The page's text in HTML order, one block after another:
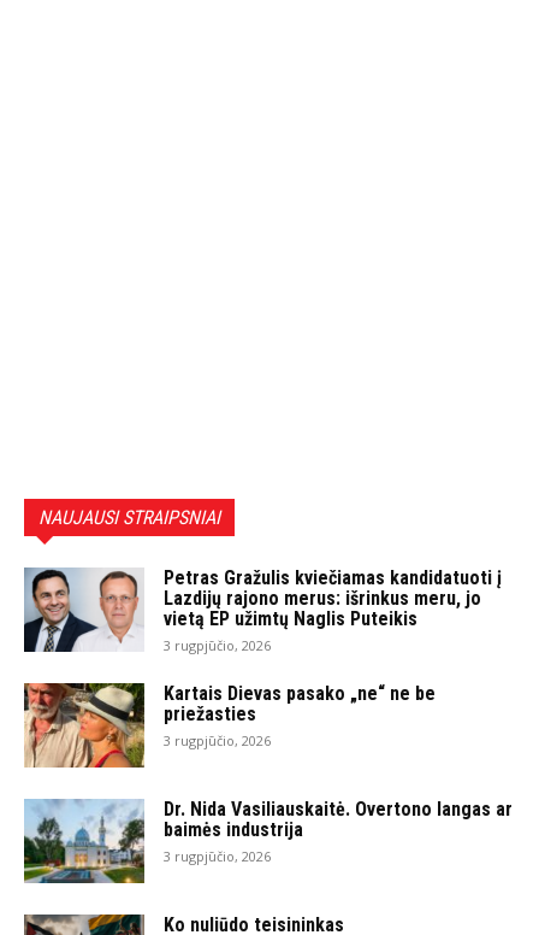
NAUJAUSI STRAIPSNIAI
Petras Gražulis kviečiamas kandidatuoti į
Lazdijų rajono merus: išrinkus meru, jo
vietą EP užimtų Naglis Puteikis
3 rugpjūčio, 2026
Kartais Dievas pasako „ne“ ne be
priežasties
3 rugpjūčio, 2026
Dr. Nida Vasiliauskaitė. Overtono langas ar
baimės industrija
3 rugpjūčio, 2026
Ko nuliūdo teisininkas